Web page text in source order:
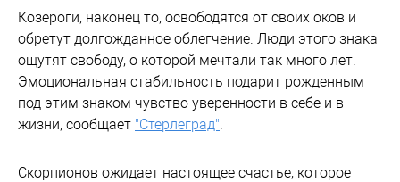
Козероги, наконец то, освободятся от своих оков и
обретут долгожданное облегчение. Люди этого знака
ощутят свободу, о которой мечтали так много лет.
Эмоциональная стабильность подарит рожденным
под этим знаком чувство уверенности в себе и в
жизни, сообщает "Стерлеград".
Скорпионов ожидает настоящее счастье, которое